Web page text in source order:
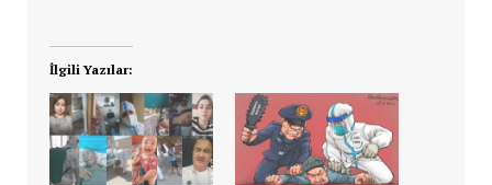
İlgili Yazılar: